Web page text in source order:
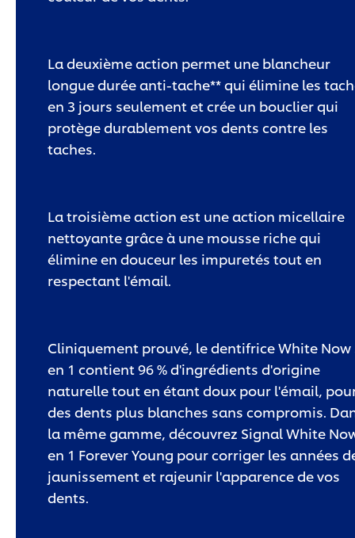
La deuxième action permet une blancheur
longue durée anti-tache** qui élimine les
en 3 jours seulement et crée un bouclier qui
protège durablement vos dents contre les
taches.
La troisième action est une action micellaire
nettoyante grâce à une mousse riche qui
élimine en douceur les impuretés tout en
respectant l'émail.
Cliniquement prouvé, le dentifrice White Now
en 1 contient 96 % d'ingrédients d'origine
naturelle tout en étant doux pour l'émail,
des dents plus blanches sans compromis.
la même gamme, découvrez Signal White
en 1 Forever Young pour corriger les années
jaunissement et rajeunir l'apparence de vos
dents.